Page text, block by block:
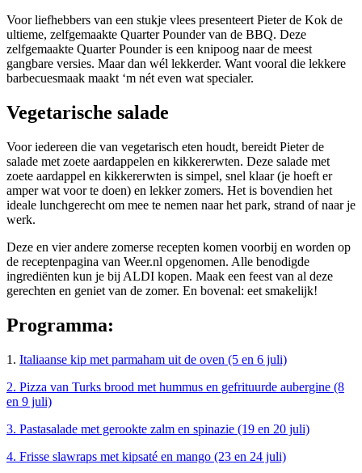
Voor liefhebbers van een stukje vlees presenteert Pieter de Kok de
ultieme, zelfgemaakte Quarter Pounder van de BBQ. Deze
zelfgemaakte Quarter Pounder is een knipoog naar de meest
gangbare versies. Maar dan wél lekkerder. Want vooral die lekkere
barbecuesmaak maakt ‘m nét even wat specialer.
Vegetarische salade
Voor iedereen die van vegetarisch eten houdt, bereidt Pieter de
salade met zoete aardappelen en kikkererwten. Deze salade met
zoete aardappel en kikkererwten is simpel, snel klaar (je hoeft er
amper wat voor te doen) en lekker zomers. Het is bovendien het
ideale lunchgerecht om mee te nemen naar het park, strand of naar je
werk.
Deze en vier andere zomerse recepten komen voorbij en worden op
de receptenpagina van Weer.nl opgenomen. Alle benodigde
ingrediënten kun je bij ALDI kopen. Maak een feest van al deze
gerechten en geniet van de zomer. En bovenal: eet smakelijk!
Programma:
1. Italiaanse kip met parmaham uit de oven (5 en 6 juli)
2. Pizza van Turks brood met hummus en gefrituurde aubergine (8
en 9 juli)
3. Pastasalade met gerookte zalm en spinazie (19 en 20 juli)
4. Frisse slawraps met kipsaté en mango (23 en 24 juli)